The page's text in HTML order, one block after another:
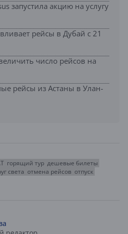
запустила акцию на услугу
рейсы в Дубай с 21
число рейсов на
рейсы из Астаны в Улан-
горящий тур дешевые билеты
света отмена рейсов отпуск